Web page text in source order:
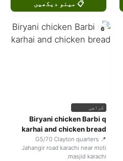
📋 مینو دیکھیں
6
کراچی
Biryani chicken Barbi q
karhai and chicken bread
📍 G5/70 Clayton quarters
Jahangir road karachi near moti
masjid karachi.